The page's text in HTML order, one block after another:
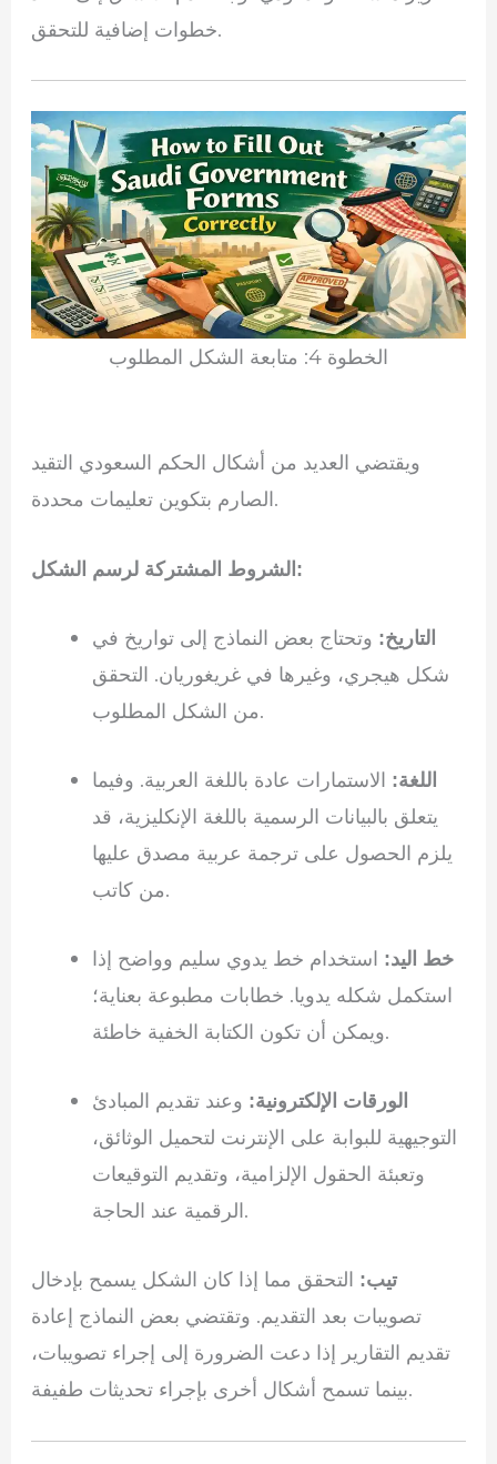
خطوات إضافية للتحقق.
الخطوة 4: متابعة الشكل المطلوب
ويقتضي العديد من أشكال الحكم السعودي التقيد
الصارم بتكوين تعليمات محددة.
الشروط المشتركة لرسم الشكل:
التاريخ: وتحتاج بعض النماذج إلى تواريخ في
شكل هيجري، وغيرها في غريغوريان. التحقق
من الشكل المطلوب.
اللغة: الاستمارات عادة باللغة العربية. وفيما
يتعلق بالبيانات الرسمية باللغة الإنكليزية، قد
يلزم الحصول على ترجمة عربية مصدق عليها
من كاتب.
خط اليد: استخدام خط يدوي سليم وواضح إذا
استكمل شكله يدويا. خطابات مطبوعة بعناية؛
ويمكن أن تكون الكتابة الخفية خاطئة.
الورقات الإلكترونية: وعند تقديم المبادئ
التوجيهية للبوابة على الإنترنت لتحميل الوثائق،
وتعبئة الحقول الإلزامية، وتقديم التوقيعات
الرقمية عند الحاجة.
تيب: التحقق مما إذا كان الشكل يسمح بإدخال
تصويبات بعد التقديم. وتقتضي بعض النماذج إعادة
تقديم التقارير إذا دعت الضرورة إلى إجراء تصويبات،
بينما تسمح أشكال أخرى بإجراء تحديثات طفيفة.